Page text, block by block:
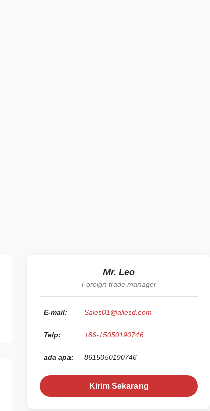
Mr. Leo
Foreign trade manager
E-mail: Sales01@allesd.com
Telp: +86-15050190746
ada apa: 8615050190746
Kirim Sekarang